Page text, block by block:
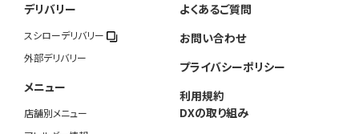
デリバリー
スシローデリバリー
外部デリバリー
メニュー
店舗別メニュー
よくあるご質問
お問い合わせ
プライバシーポリシー
利用規約
DXの取り組み